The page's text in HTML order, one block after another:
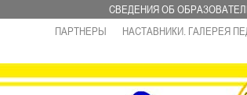
СВЕДЕНИЯ ОБ
ПАРТНЕРЫ
НАСТАВНИКИ. ГАЛЕРЕЯ